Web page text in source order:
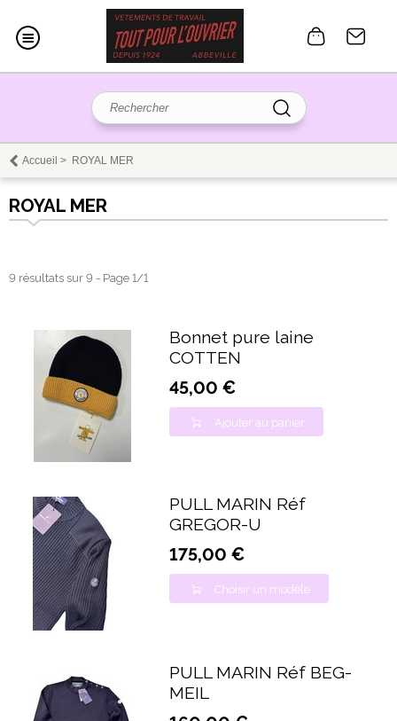
Accueil > ROYAL MER
ROYAL MER
9 résultats sur 9 - Page 1/1
Bonnet pure laine
COTTEN
45,00 €
Ajouter au panier
PULL MARIN Réf
GREGOR-U
175,00 €
Choisir un modèle
PULL MARIN Réf BEG-
MEIL